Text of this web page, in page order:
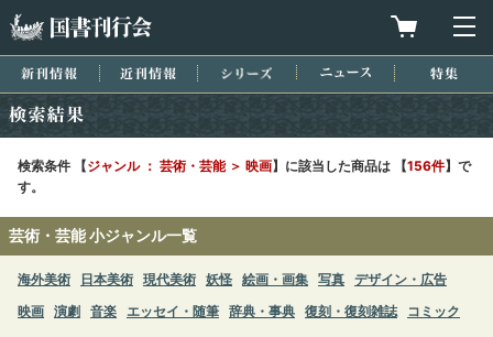
買物カゴを
新刊情報 近刊情報 シリーズ ニュース
検索条件 【ジャンル ： 芸術・芸能 ＞ 映画】に該当した商品は 【156件】で
す。
芸術・芸能 小ジャンル一覧
海外美術 日本美術 現代美術 妖怪 絵画・画集 写真 デザイン・広告
映画 演劇 音楽 エッセイ・随筆 辞典・事典 復刻・復刻雑誌 コミック